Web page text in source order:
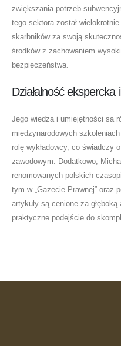
zwiększania potrzeb
tego sektora został
skarbników za swoją
środków z zachowaniem
bezpieczeństwa.
Działalność ekspercka
Jego wiedza i umiejętności są
międzynarodowych
rolę wykładowcy, co świadczy
zawodowym. Dodatkowo,
renomowanych polskich
tym w „Gazecie Prawnej” oraz
artykuły są cenione za
praktyczne podejście do